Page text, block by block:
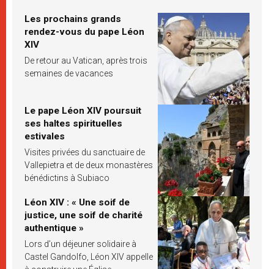
Les prochains grands
rendez-vous du pape Léon
XIV
De retour au Vatican, après trois
semaines de vacances
Le pape Léon XIV poursuit
ses haltes spirituelles
estivales
Visites privées du sanctuaire de
Vallepietra et de deux monastères
bénédictins à Subiaco
Léon XIV : « Une soif de
justice, une soif de charité
authentique »
Lors d’un déjeuner solidaire à
Castel Gandolfo, Léon XIV appelle